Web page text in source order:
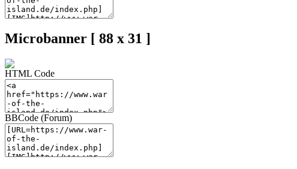
Microbanner [ 88 x 31 ]
HTML Code
BBCode (Forum)